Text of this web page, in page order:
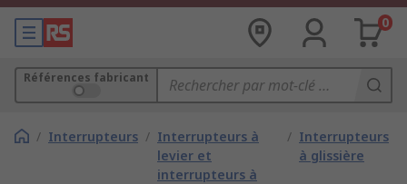
0
Références fabricant
/ Interrupteurs / Interrupteurs à
levier et
interrupteurs à
/ Interrupteurs
à glissière